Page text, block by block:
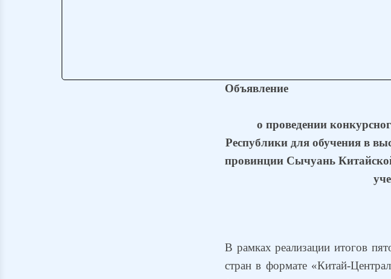
Объявление
о проведении
Республики для обучения в
провинции Сычуань
В рамках реализации итогов
стран в формате «Китай-